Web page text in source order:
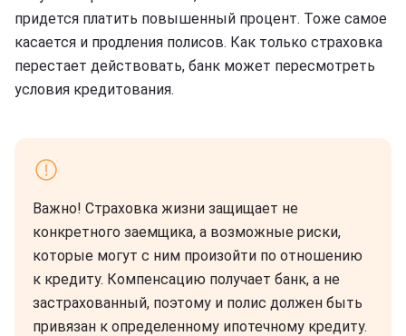
придется платить повышенный процент. Тоже самое
касается и продления полисов. Как только страховка
перестает действовать, банк может пересмотреть
условия кредитования.
Важно! Страховка жизни защищает не
конкретного заемщика, а возможные риски,
которые могут с ним произойти по отношению
к кредиту. Компенсацию получает банк, а не
застрахованный, поэтому и полис должен быть
привязан к определенному ипотечному кредиту.